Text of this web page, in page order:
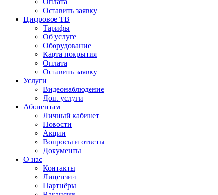
Оплата
Оставить заявку
Цифровое ТВ
Тарифы
Об услуге
Оборудование
Карта покрытия
Оплата
Оставить заявку
Услуги
Видеонаблюдение
Доп. услуги
Абонентам
Личный кабинет
Новости
Акции
Вопросы и ответы
Документы
О нас
Контакты
Лицензии
Партнёры